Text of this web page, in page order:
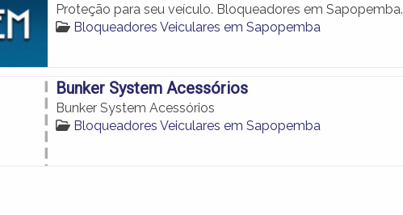
Proteção para seu veículo. Bloqueadores em Sapopemba.
Bloqueadores Veiculares em Sapopemba
Bunker System Acessórios
Bunker System Acessórios
Bloqueadores Veiculares em Sapopemba